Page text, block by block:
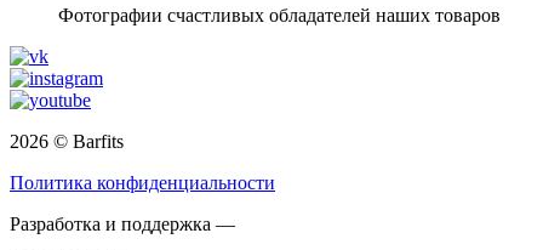
Фотографии счастливых обладателей наших товаров
2026 © Barfits
Политика конфиденциальности
Разработка и поддержка —